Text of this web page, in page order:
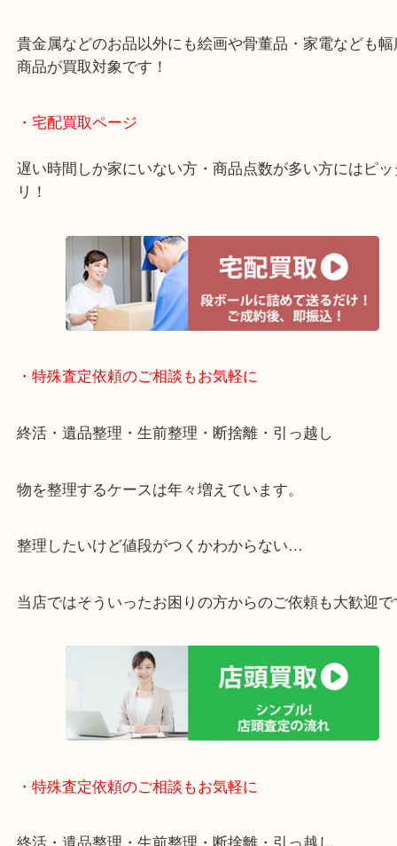
ご成約後の営業電話は一切なし！
お買取後のアンケートやDMなども一切なし！
全国1,500店舗で展開しているスケールメリットで
定！
貴金属などのお品以外にも絵画や骨董品・家電な
商品が買取対象です！
遅い時間しか家にいない方・商品点数が多い方には
・特殊査定依頼のご相談もお気軽に
終活・遺品整理・生前整理・断捨離・引っ越し
物を整理するケースは年々増えています。
整理したいけど値段がつくかわからない…